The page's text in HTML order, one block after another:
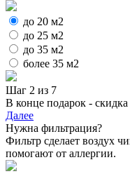
до 20 м2
до 25 м2
до 35 м2
более 35 м2
Шаг 2 из 7
В конце подарок - скидка
Далее
Нужна фильтрация?
Фильтр сделает воздух
помогают от аллергии.